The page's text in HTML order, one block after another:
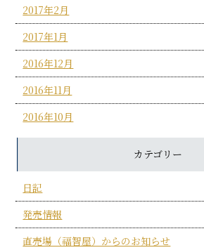
2017年2月
2017年1月
2016年12月
2016年11月
2016年10月
カテゴリー
日記
発売情報
直売場（福智屋）からのお知らせ